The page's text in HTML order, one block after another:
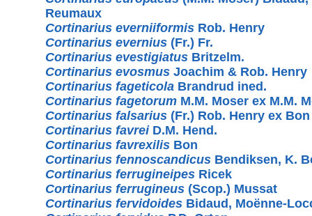
Reumaux
Cortinarius everniiformis Rob. Henry
Cortinarius evernius (Fr.) Fr.
Cortinarius evestigiatus Britzelm.
Cortinarius evosmus Joachim & Rob. Henry
Cortinarius fageticola Brandrud ined.
Cortinarius fagetorum M.M. Moser ex M.M.
Cortinarius falsarius (Fr.) Rob. Henry ex Bon
Cortinarius favreiD.M. Hend.
Cortinarius favrexilis Bon
Cortinarius fennoscandicus Bendiksen, K.
Cortinarius ferrugineipes Ricek
Cortinarius ferrugineus (Scop.) Mussat
Cortinarius fervidoides Bidaud, Moënne-